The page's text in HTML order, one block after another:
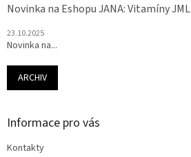
Novinka na Eshopu JANA: Vitamíny JML
23.10.2025
Novinka na...
ARCHIV
Informace pro vás
Kontakty